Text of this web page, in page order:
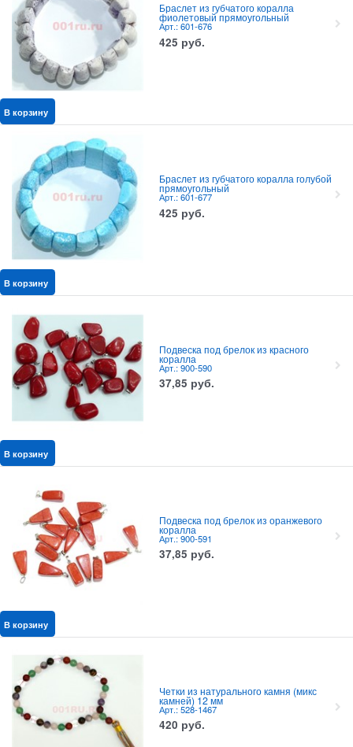
Браслет из губчатого коралла
фиолетовый прямоугольный
Арт.: 601-676
425 руб.
В корзину
Браслет из губчатого коралла голубой
прямоугольный
Арт.: 601-677
425 руб.
В корзину
Подвеска под брелок из красного
коралла
Арт.: 900-590
37,85 руб.
В корзину
Подвеска под брелок из оранжевого
коралла
Арт.: 900-591
37,85 руб.
В корзину
Четки из натурального камня (микс
камней) 12 мм
Арт.: 528-1467
420 руб.